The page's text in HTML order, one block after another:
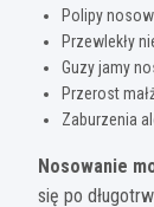
Polipy
Przewlekły
Guzy jamy
Przerost
Zaburzenia
Nosowanie
się po